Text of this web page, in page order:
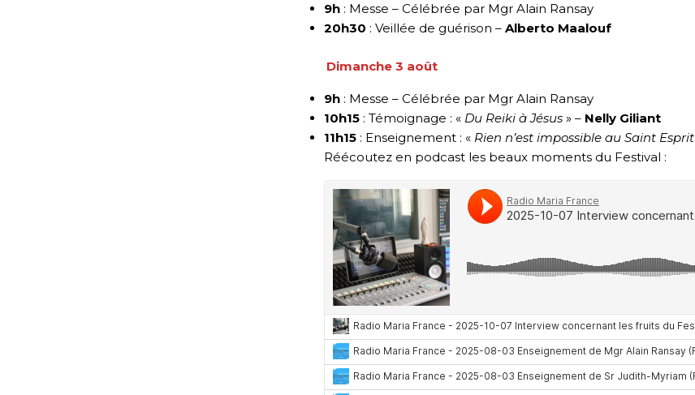
9h : Messe – Célébrée par Mgr Alain Ransay
20h30 : Veillée de guérison – Alberto Maalouf
Dimanche 3 août
9h : Messe – Célébrée par Mgr Alain Ransay
10h15 : Témoignage : « Du Reiki à Jésus » – Nelly Giliant
11h15 : Enseignement : « Rien n’est impossible au Saint Esprit
Réécoutez en podcast les beaux moments du Festival :